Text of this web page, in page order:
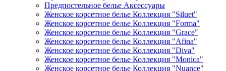
Предпостельное белье Аксессуары
Женское корсетное белье Коллекция "Siluet"
Женское корсетное белье Коллекция "Forma"
Женское корсетное белье Коллекция "Grace"
Женское корсетное белье Коллекция "Afina"
Женское корсетное белье Коллекция "Diva"
Женское корсетное белье Коллекция "Monica"
Женское корсетное белье Коллекция "Nuance"